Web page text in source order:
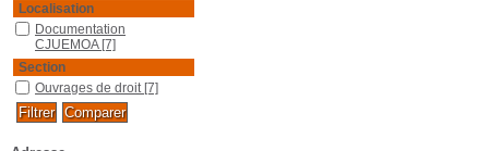
Localisation
Documentation
CJUEMOA [7]
Section
Ouvrages de droit [7]